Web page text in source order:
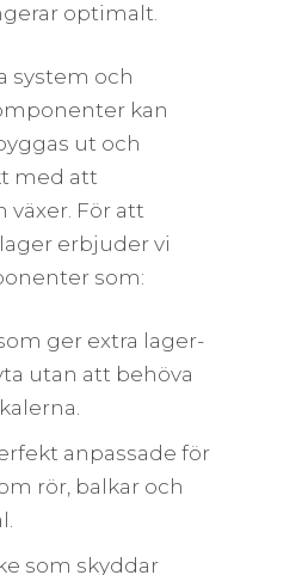
optimalt.
system och
kan
ut och
med att
växer. För att
erbjuder vi
som:
ger extra lager-
utan att behöva
anpassade för
rör, balkar och
som skyddar